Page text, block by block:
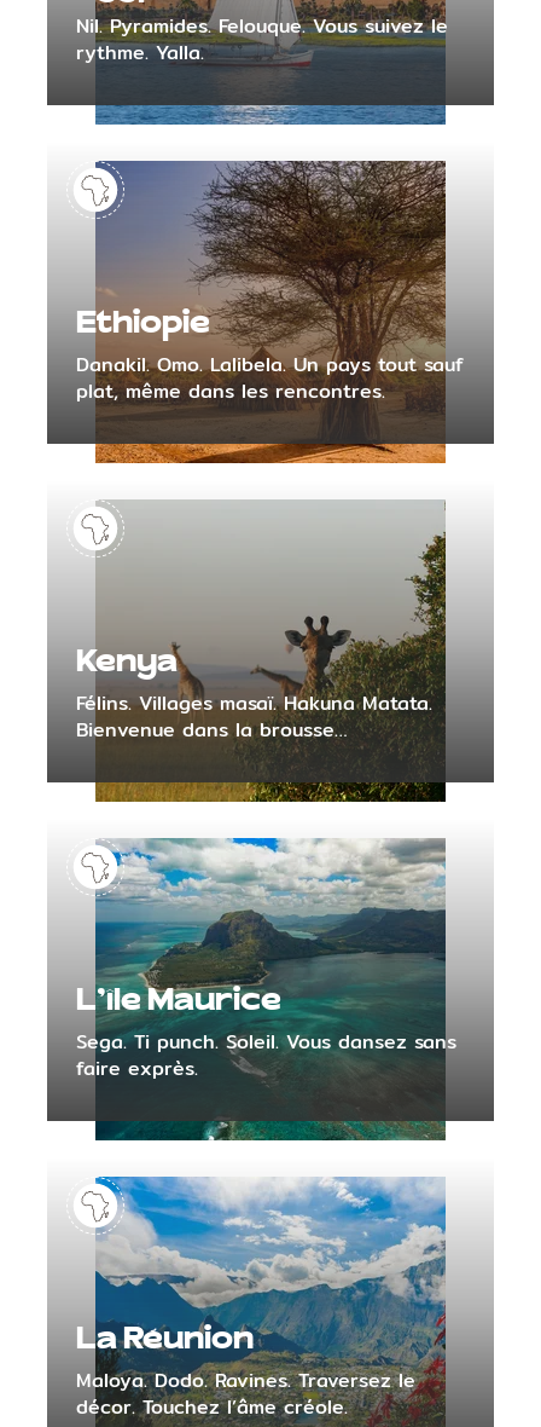
Nil. Pyramides. Felouque. Vous suivez le
rythme. Yalla.
Ethiopie
Danakil. Omo. Lalibela. Un pays tout sauf
plat, même dans les rencontres.
Kenya
Félins. Villages masaï. Hakuna Matata.
Bienvenue dans la brousse…
L'île Maurice
Sega. Ti punch. Soleil. Vous dansez sans
faire exprès.
La Réunion
Maloya. Dodo. Ravines. Traversez le
décor. Touchez l’âme créole.